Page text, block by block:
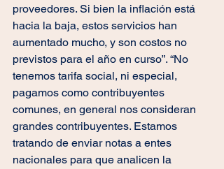
proveedores. Si bien la inflación está
hacia la baja, estos servicios han
aumentado mucho, y son costos no
previstos para el año en curso”. “No
tenemos tarifa social, ni especial,
pagamos como contribuyentes
comunes, en general nos consideran
grandes contribuyentes. Estamos
tratando de enviar notas a entes
nacionales para que analicen la